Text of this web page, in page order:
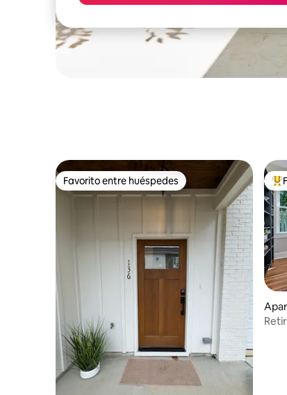
Favorito entre huéspedes
Favorito entre huéspedes